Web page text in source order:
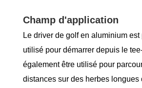
Champ d'application
Le driver de golf en aluminium
utilisé pour démarrer depuis le
également être utilisé pour
distances sur des herbes longues